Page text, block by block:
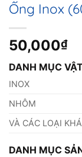
Ống Inox
50,000₫
DANH MỤC
INOX
NHÔM
VÀ CÁC LOẠI
DANH MỤC